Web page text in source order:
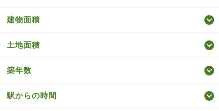
建物面積
土地面積
築年数
駅からの時間